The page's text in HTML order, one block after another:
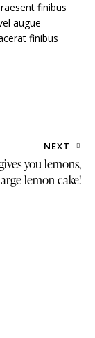
finibus
augue
finibus
NEXT
you lemons,
lemon cake!